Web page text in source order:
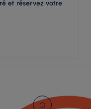
et réservez votre